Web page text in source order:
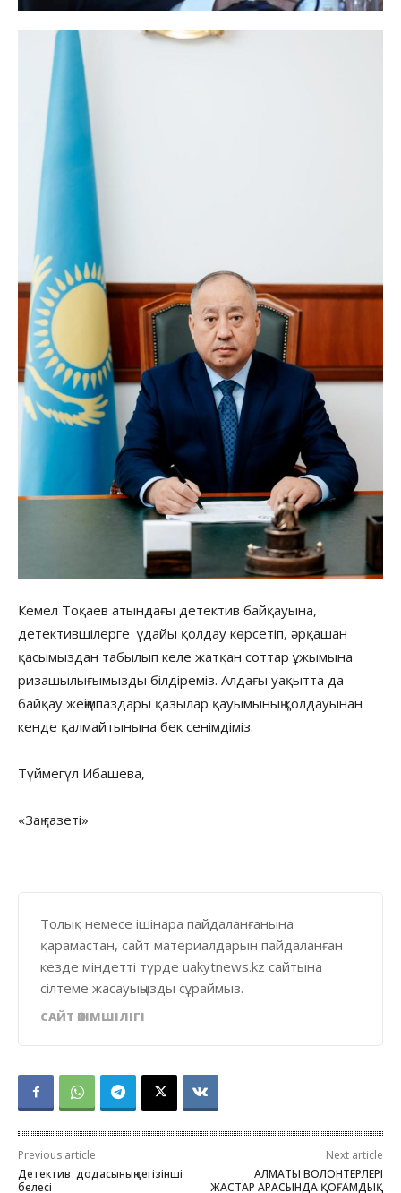
Кемел Тоқаев атындағы детектив байқауына,
детектившілерге ұдайы қолдау көрсетіп, әрқашан
қасымыздан табылып келе жатқан соттар ұжымына
ризашылығымызды білдіреміз. Алдағы уақытта да
байқау жеңімпаздары қазылар қауымының қолдауынан
кенде қалмайтынына бек сенімдіміз.
Түймегүл Ибашева,
«Заң газеті»
Толық немесе ішінара пайдаланғанына
қарамастан, сайт материалдарын пайдаланған
кезде міндетті түрде uakytnews.kz сайтына
сілтеме жасауыңызды сұраймыз.
САЙТ ӘКІМШІЛІГІ
Previous article
Детектив додасының сегізінші
белесі
Next article
АЛМАТЫ ВОЛОНТЕРЛЕРІ
ЖАСТАР АРАСЫНДА ҚОҒАМДЫҚ